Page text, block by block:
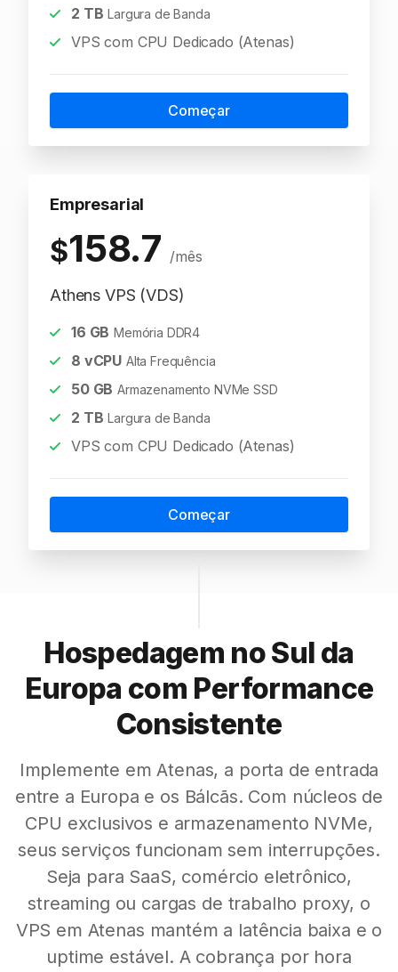
2 TB Largura de Banda
VPS com CPU Dedicado (Atenas)
Começar
Empresarial
$158.7 /mês
Athens VPS (VDS)
16 GB Memória DDR4
8 vCPU Alta Frequência
50GB Armazenamento NVMe SSD
2 TB Largura de Banda
VPS com CPU Dedicado (Atenas)
Começar
Hospedagem no Sul da
Europa com Performance
Consistente
Implemente em Atenas, a porta de entrada
entre a Europa e os Bálcãs. Com núcleos de
CPU exclusivos e armazenamento NVMe,
seus serviços funcionam sem interrupções.
Seja para SaaS, comércio eletrônico,
streaming ou cargas de trabalho proxy, o
VPS em Atenas mantém a latência baixa e o
uptime estável. A cobrança por hora